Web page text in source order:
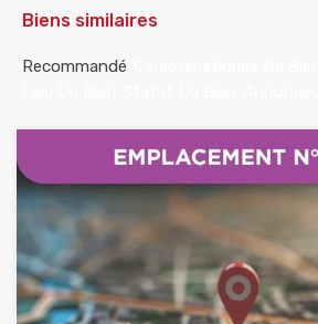
Biens similaires
Recommandé